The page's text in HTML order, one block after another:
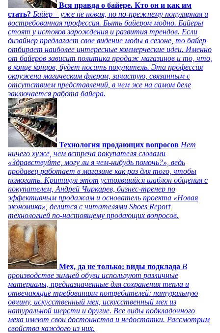
Вся правда о байере. Кто он и как им
стать? Байер – уже не новая, но по-прежнему популярная и
востребованная профессия. Быть байером модно. Байеры
стоят у истоков зарождения и развития трендов. Если
дизайнер предлагает свое видение моды в сезоне, то байер
отбирает наиболее интересные коммерческие идеи. Именно
от байеров зависит политика продаж магазинов и то, что,
в конце концов, будет носить покупатель. Эта профессия
окружена магическим флером, зачастую, связанным с
отсутствием представлений, в чем же на самом деле
заключается работа байера.
Технология продающих вопросов Нет
ничего хуже, чем встреча покупателя словами
«Здравствуйте, могу ли я чем-нибудь помочь?», ведь
продавец работает в магазине как раз для того, чтобы
помогать. Критикуя этот устоявшийся шаблон общения с
покупателем, Андрей Чиркарев, бизнес-тренер по
эффективным продажам и основатель проекта «Новая
экономика», делится с читателями Shoes Report
технологией по-настоящему продающих вопросов.
Мех, да не только: виды подклада В
производстве зимней обуви используют различные
материалы, предназначенные для сохранения тепла и
отвечающие требованиям потребителей: натуральную
овчину, искусственный мех, искусственный мех из
натуральной шерсти и другие. Все виды подкладочного
меха имеют свои достоинства и недостатки. Рассмотрим
свойства каждого из них.